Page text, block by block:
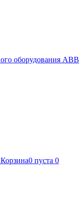
Корзина0 пуста 0